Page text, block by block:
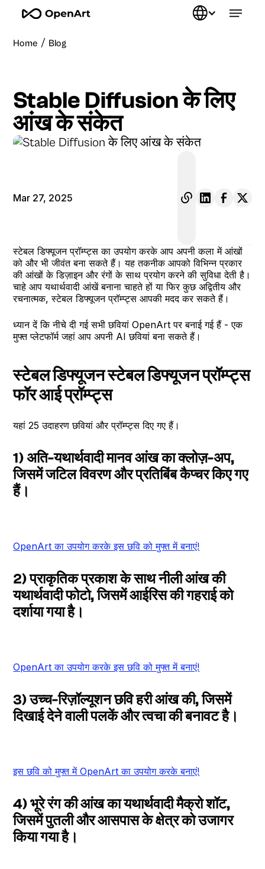
Home / Blog
Stable Diffusion के लिए
आंख के संकेत
Mar 27, 2025
स्टेबल डिफ्यूजन प्रॉम्प्ट्स का उपयोग करके आप अपनी कला में आंखों
को और भी जीवंत बना सकते हैं। यह तकनीक आपको विभिन्न प्रकार
की आंखों के डिज़ाइन और रंगों के साथ प्रयोग करने की सुविधा देती है।
चाहे आप यथार्थवादी आंखें बनाना चाहते हों या फिर कुछ अद्वितीय और
रचनात्मक, स्टेबल डिफ्यूजन प्रॉम्प्ट्स आपकी मदद कर सकते हैं।
ध्यान दें कि नीचे दी गई सभी छवियां OpenArt पर बनाई गई हैं - एक
मुफ्त प्लेटफॉर्म जहां आप अपनी AI छवियां बना सकते हैं।
स्टेबल डिफ्यूजन स्टेबल डिफ्यूजन प्रॉम्प्ट्स
फॉर आई प्रॉम्प्ट्स
यहां 25 उदाहरण छवियां और प्रॉम्प्ट्स दिए गए हैं।
1) अति-यथार्थवादी मानव आंख का क्लोज़-अप,
जिसमें जटिल विवरण और प्रतिबिंब कैप्चर किए गए
हैं।
OpenArt का उपयोग करके इस छवि को मुफ्त में बनाएं!
2) प्राकृतिक प्रकाश के साथ नीली आंख की
यथार्थवादी फोटो, जिसमें आईरिस की गहराई को
दर्शाया गया है।
OpenArt का उपयोग करके इस छवि को मुफ्त में बनाएं!
3) उच्च-रिज़ॉल्यूशन छवि हरी आंख की, जिसमें
दिखाई देने वाली पलकें और त्वचा की बनावट है।
इस छवि को मुफ्त में OpenArt का उपयोग करके बनाएं!
4) भूरे रंग की आंख का यथार्थवादी मैक्रो शॉट,
जिसमें पुतली और आसपास के क्षेत्र को उजागर
किया गया है।